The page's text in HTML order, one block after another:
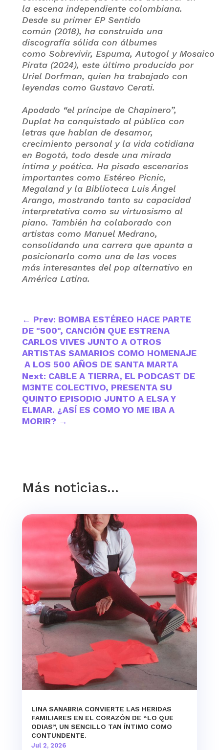
la escena independiente colombiana.
Desde su primer EP Sentido
común (2018), ha construido una
discografía sólida con álbumes
como Sobrevivir, Espuma, Autogol y Mosaico
Pirata (2024), este último producido por
Uriel Dorfman, quien ha trabajado con
leyendas como Gustavo Cerati.
Apodado “el príncipe de Chapinero”,
Duplat ha conquistado al público con
letras que hablan de desamor,
crecimiento personal y la vida cotidiana
en Bogotá, todo desde una mirada
íntima y poética. Ha pisado escenarios
importantes como Estéreo Picnic,
Megaland y la Biblioteca Luis Ángel
Arango, mostrando tanto su capacidad
interpretativa como su virtuosismo al
piano. También ha colaborado con
artistas como Manuel Medrano,
consolidando una carrera que apunta a
posicionarlo como una de las voces
más interesantes del pop alternativo en
América Latina.
← Prev: BOMBA ESTÉREO HACE PARTE
DE "500", CANCIÓN QUE ESTRENA
CARLOS VIVES JUNTO A OTROS
ARTISTAS SAMARIOS COMO HOMENAJE
A LOS 500 AÑOS DE SANTA MARTA
Next: CABLE A TIERRA, EL PODCAST DE
M3NTE COLECTIVO, PRESENTA SU
QUINTO EPISODIO JUNTO A ELSA Y
ELMAR. ¿ASÍ ES COMO YO ME IBA A
MORIR? →
Más noticias…
LINA SANABRIA CONVIERTE LAS HERIDAS
FAMILIARES EN EL CORAZÓN DE “LO QUE
ODIAS”, UN SENCILLO TAN ÍNTIMO COMO
CONTUNDENTE.
Jul 2, 2026